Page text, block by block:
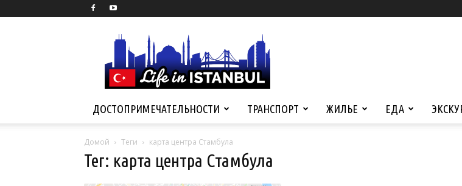
Life
Istanbul
ДОСТОПРИМЕЧАТЕЛЬНОСТИ ТРАНСПОРТ ЖИЛЬЕ ЕДА
Домой Теги карта центра Стамбула
Тег: карта центра Стамбула